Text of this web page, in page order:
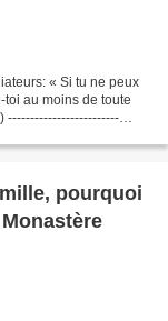
« Si tu ne peux
au moins de toute
-------------------------
pourquoi